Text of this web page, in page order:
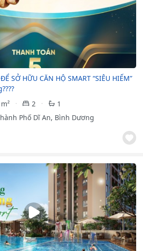
SỞ HỮU CĂN HỘ SMART “SIÊU HIẾM”
2
1
Phố Dĩ An, Bình Dương